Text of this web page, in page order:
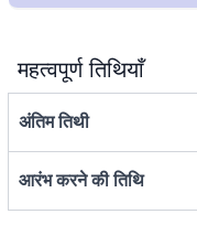
महत्वपूर्ण तिथियाँ
अंतिम तिथी
आरंभ करने की तिथि